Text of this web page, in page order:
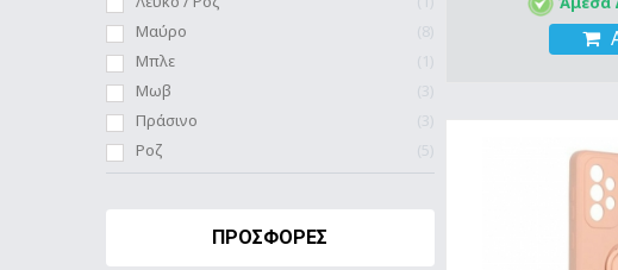
Μαύρο
8
Μπλε
1
Μωβ
3
Πράσινο
3
Ροζ
5
ΠΡΟΣΦΟΡΈΣ